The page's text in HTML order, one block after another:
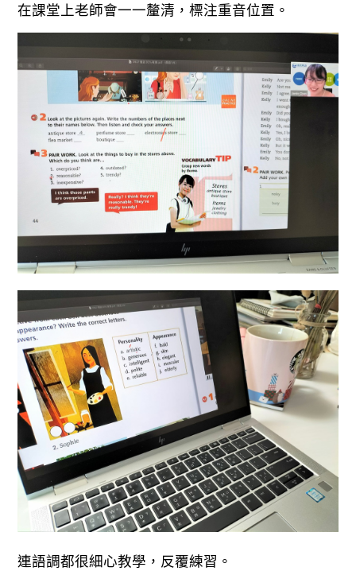
在課堂上老師會一一釐清，標注重音位置。
連語調都很細心教學，反覆練習。